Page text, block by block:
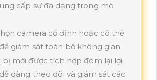
cấp sự đa dạng trong mô
camera cố định hoặc có thể
giám sát toàn bộ không gian.
mới được tích hợp đem lại lợi
dàng theo dõi và giám sát các